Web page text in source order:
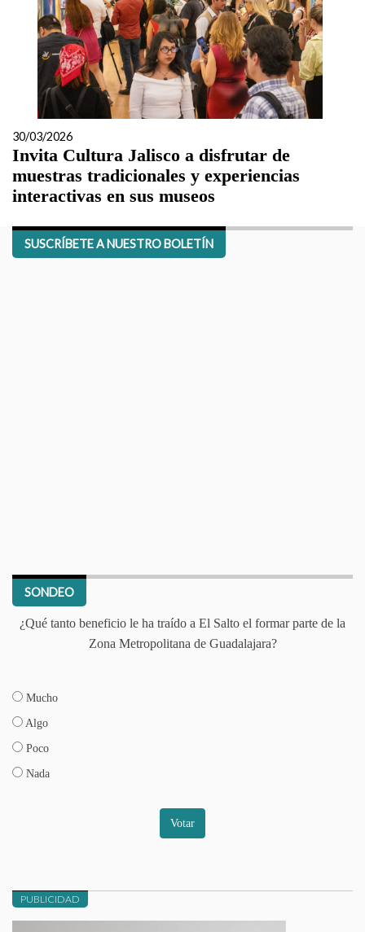
30/03/2026
Invita Cultura Jalisco a disfrutar de
muestras tradicionales y experiencias
interactivas en sus museos
SUSCRÍBETE A NUESTRO BOLETÍN
SONDEO
¿Qué tanto beneficio le ha traído a El Salto el formar parte de la
Zona Metropolitana de Guadalajara?
Mucho
Algo
Poco
Nada
Votar
PUBLICIDAD